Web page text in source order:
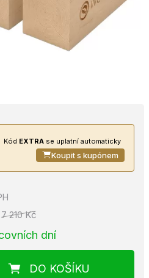
Kód EXTRA se uplatní automaticky
Koupit s kupónem
7 210 Kč
dní
DO KOŠÍKU